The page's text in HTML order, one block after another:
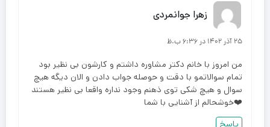
زهرا جوانمردی
۲۵ آذر ۱۴۰۲ در ۶:۳۶ ب.ظ
من امروز با خانم دکتر مشاوره داشتم و کارشون بی نظیر بود
تمام سوالاتمو با دقت و حوصله جواب دادن و الان دیگه هیچ
سوال و هیچ شکی توی ذهنم وجود نداره واقعا بی نظیر هستند
❤️خوشحالم از آشنایی با شما
پاسخ